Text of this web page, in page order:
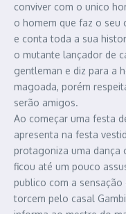
conviver com o unico
o homem que faz o seu
e conta toda a sua
o mutante lançador de
gentleman e diz para a
magoada, porém
serão amigos.
Ao começar uma festa
apresenta na festa
protagoniza uma dança
ficou até um pouco
publico com a
torcem pelo casal